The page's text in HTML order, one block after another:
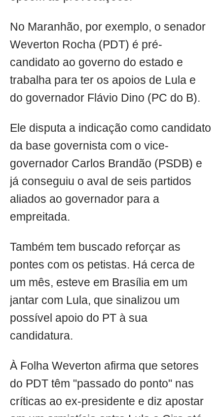
No Maranhão, por exemplo, o senador
Weverton Rocha (PDT) é pré-
candidato ao governo do estado e
trabalha para ter os apoios de Lula e
do governador Flávio Dino (PC do B).
Ele disputa a indicação como candidato
da base governista com o vice-
governador Carlos Brandão (PSDB) e
já conseguiu o aval de seis partidos
aliados ao governador para a
empreitada.
Também tem buscado reforçar as
pontes com os petistas. Há cerca de
um mês, esteve em Brasília em um
jantar com Lula, que sinalizou um
possível apoio do PT à sua
candidatura.
À Folha Weverton afirma que setores
do PDT têm "passado do ponto" nas
críticas ao ex-presidente e diz apostar